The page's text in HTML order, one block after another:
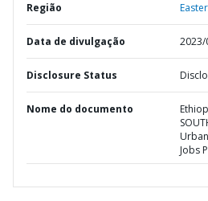
Região
Data de divulgação
Disclosure Status
Nome do documento
Jobs